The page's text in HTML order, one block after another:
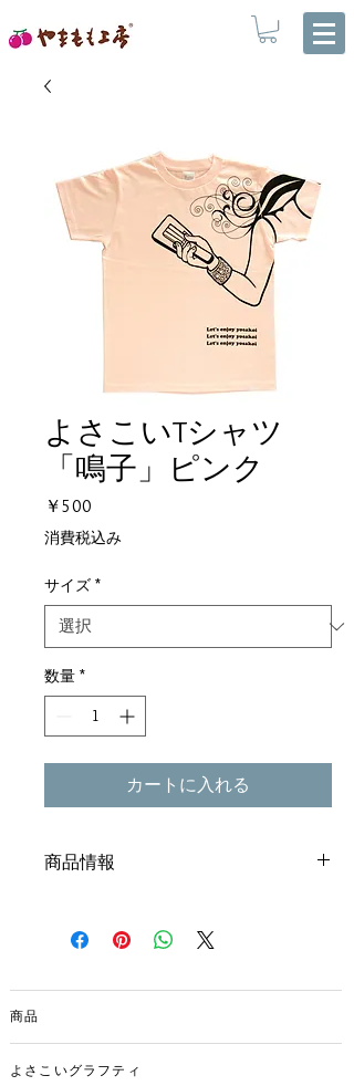
よさこいTシャツ
「鳴子」ピンク
￥500
格
消費税込み
サイズ *
数量 *
カートに入れる
商品情報
素 材：綿100％
ょ（裏にはプリントはありません。）
商品
よさこいグラフティ